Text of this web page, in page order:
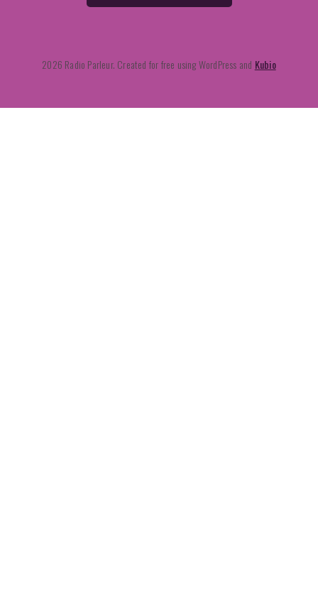
2026 Radio Parleur. Created for free using WordPress and Kubio